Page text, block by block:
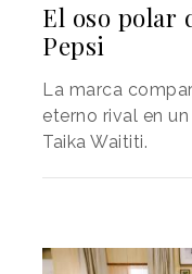
El oso polar
Pepsi
La marca
eterno rival en
Taika Waititi.